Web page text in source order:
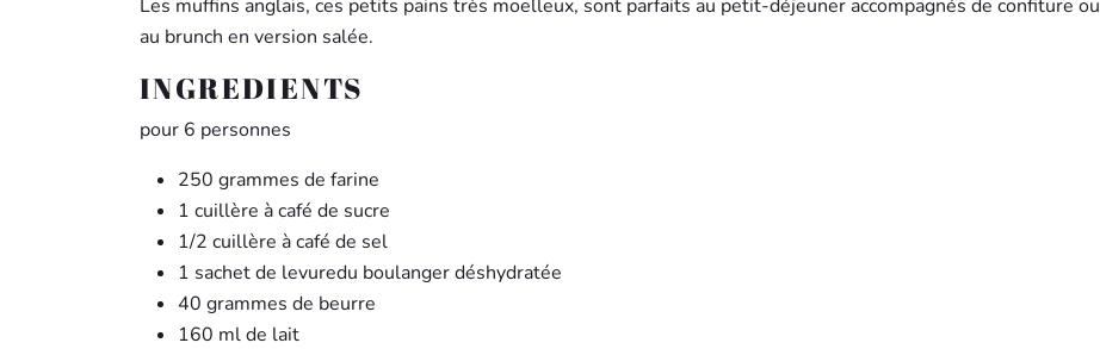
Les muffins anglais, ces petits pains très moelleux, sont parfaits au petit-déjeuner accompagnés de confiture ou
au brunch en version salée.
INGREDIENTS
pour 6 personnes
250 grammes de farine
1 cuillère à café de sucre
1/2 cuillère à café de sel
1 sachet de levuredu boulanger déshydratée
40 grammes de beurre
160 ml de lait